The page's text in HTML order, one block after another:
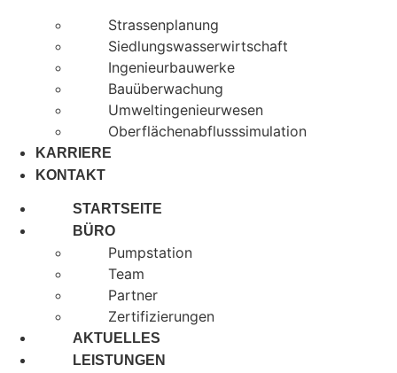
Strassenplanung
Siedlungswasserwirtschaft
Ingenieurbauwerke
Bauüberwachung
Umweltingenieurwesen
Oberflächenabflusssimulation
KARRIERE
KONTAKT
STARTSEITE
BÜRO
Pumpstation
Team
Partner
Zertifizierungen
AKTUELLES
LEISTUNGEN